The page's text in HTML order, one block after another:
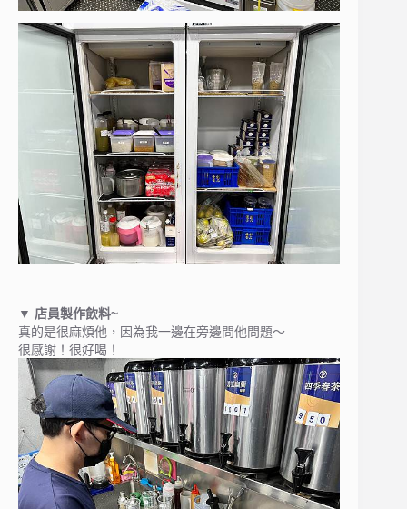
▼ 店員製作飲料~
真的是很麻煩他，因為我一邊在旁邊問他問題～
很感謝！很好喝！